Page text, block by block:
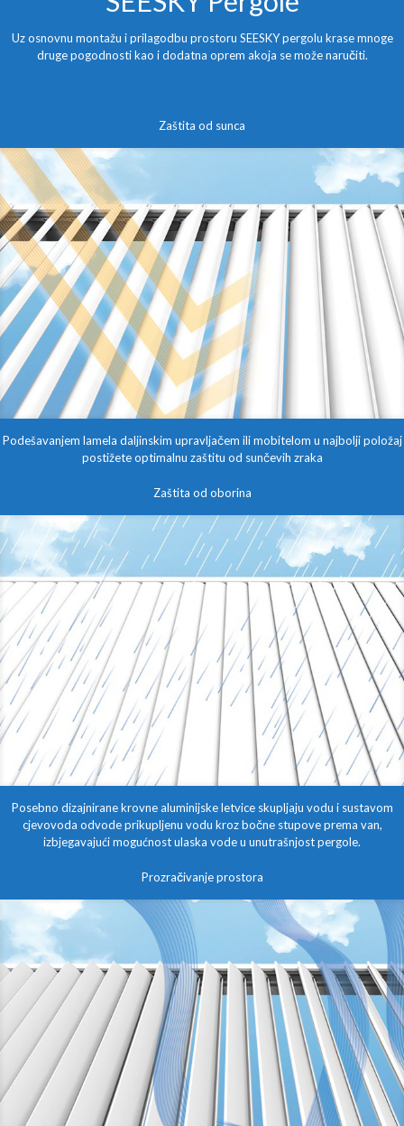
Uz osnovnu montažu i prilagodbu prostoru SEESKY pergolu krase mnoge
druge pogodnosti kao i dodatna oprem akoja se može naručiti.
Zaštita od sunca
Podešavanjem lamela daljinskim upravljačem ili mobitelom u najbolji položaj
postižete optimalnu zaštitu od sunčevih zraka
Zaštita od oborina
Posebno dizajnirane krovne aluminijske letvice skupljaju vodu i sustavom
cjevovoda odvode prikupljenu vodu kroz bočne stupove prema van,
izbjegavajući mogućnost ulaska vode u unutrašnjost pergole.
Prozračivanje prostora